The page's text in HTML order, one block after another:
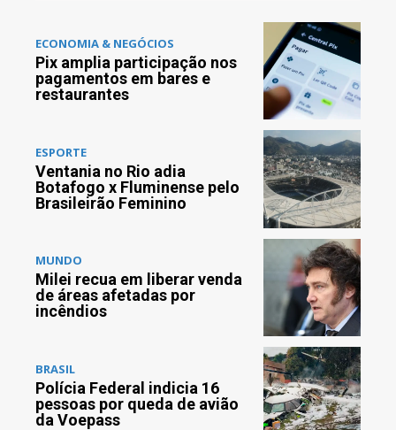
ECONOMIA & NEGÓCIOS
Pix amplia participação nos
pagamentos em bares e
restaurantes
ESPORTE
Ventania no Rio adia
Botafogo x Fluminense pelo
Brasileirão Feminino
MUNDO
Milei recua em liberar venda
de áreas afetadas por
incêndios
BRASIL
Polícia Federal indicia 16
pessoas por queda de avião
da Voepass